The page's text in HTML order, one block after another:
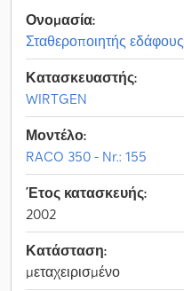
Ονομασία:
Σταθεροποιητής εδάφους
Κατασκευαστής:
WIRTGEN
Μοντέλο:
RACO 350 - Nr.: 155
Έτος κατασκευής:
2002
Κατάσταση:
μεταχειρισμένο